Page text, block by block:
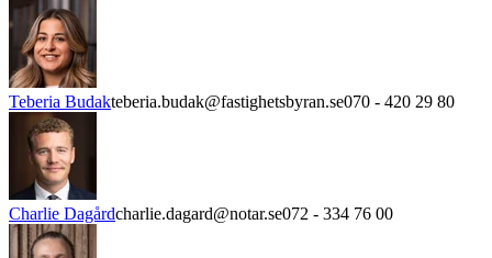
Teberia Budakteberia.budak@fastighetsbyran.se070 - 420 29 80
Charlie Dagårdcharlie.dagard@notar.se072 - 334 76 00